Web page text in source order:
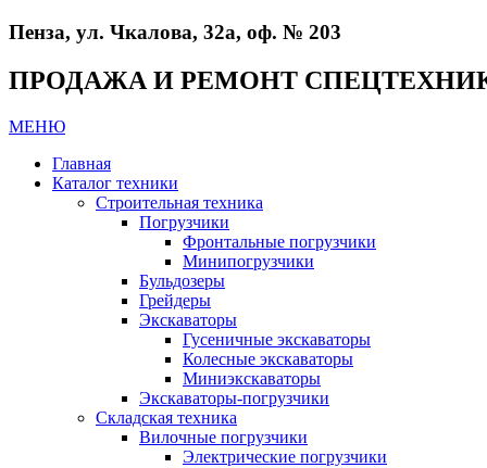
Пенза, ул. Чкалова, 32а, оф. № 203
ПРОДАЖА И РЕМОНТ
МЕНЮ
Главная
Каталог техники
Строительная техника
Погрузчики
Фронтальные погрузчики
Минипогрузчики
Бульдозеры
Грейдеры
Экскаваторы
Гусеничные экскаваторы
Колесные экскаваторы
Миниэкскаваторы
Экскаваторы-погрузчики
Складская техника
Вилочные погрузчики
Электрические погрузчики